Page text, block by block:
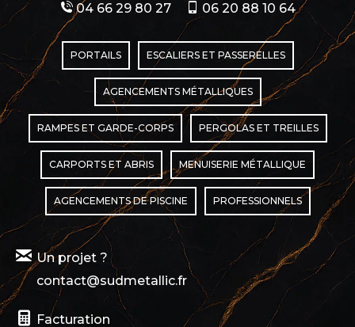
04 66 29 80 27 06 20 88 10 64
PORTAILS ESCALIERS ET PASSERELLES
AGENCEMENTS MÉTALLIQUES
RAMPES ET GARDE-CORPS PERGOLAS ET TREILLES
CARPORTS ET ABRIS MENUISERIE MÉTALLIQUE
AGENCEMENTS DE PISCINE PROFESSIONNELS
Un projet ?
contact@sudmetallic.fr
Facturation